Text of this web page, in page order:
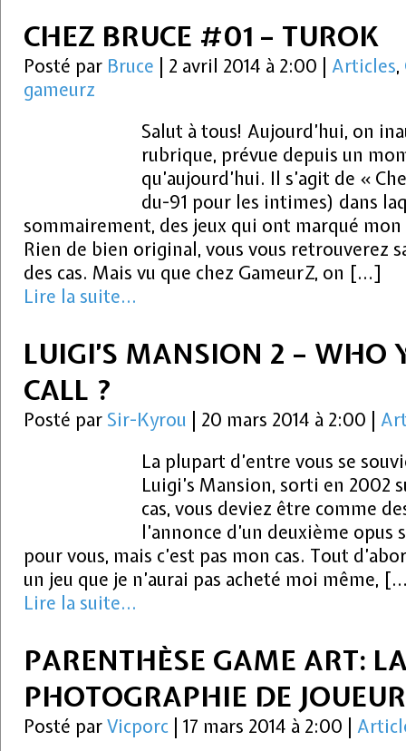
CHEZ BRUCE #01 – TUROK
Posté par Bruce 2 avril 2014 à 2:00 Articles,
gameurz
Salut à tous! Aujourd’hui, on
rubrique, prévue depuis un
qu’aujourd’hui. Il s’agit de «
du-91 pour les intimes) dans
sommairement, des jeux qui ont marqué
Rien de bien original, vous vous retrouverez
des cas. Mais vu que chez GameurZ, on […]
Lire la suite...
LUIGI’S MANSION 2 – WHO
CALL ?
Posté par Sir-Kyrou 20 mars 2014 à 2:00
La plupart d’entre vous se
Luigi’s Mansion, sorti en 2002
cas, vous deviez être comme
l’annonce d’un deuxième opus
pour vous, mais c’est pas mon cas. Tout
un jeu que je n’aurai pas acheté moi même,
Lire la suite...
PARENTHÈSE GAME ART:
PHOTOGRAPHIE DE
Posté parVicporc 17 mars 2014 à 2:00